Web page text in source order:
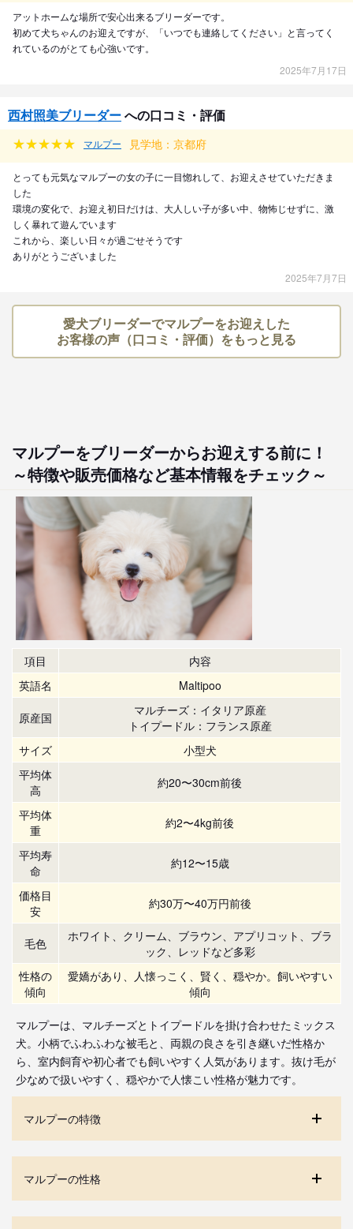
アットホームな場所で安心出来るブリーダーです。
初めて犬ちゃんのお迎えですが、「いつでも連絡してください」と言ってく
れているのがとても心強いです。
2025年7月17日
西村照美ブリーダーへの口コミ・評価
マルプー 見学地：京都府
とっても元気なマルプーの女の子に一目惚れして、お迎えさせていただきま
した
環境の変化で、お迎え初日だけは、大人しい子が多い中、物怖じせずに、激
しく暴れて遊んでいます
これから、楽しい日々が過ごせそうです
ありがとうございました
2025年7月7日
愛犬ブリーダーでマルプーをお迎えした
お客様の声（口コミ・評価）をもっと見る
マルプーをブリーダーからお迎えする前に！
～特徴や販売価格など基本情報をチェック～
項目
内容
英語名
Maltipoo
原産国
マルチーズ：イタリア原産
トイプードル：フランス原産
サイズ
小型犬
平均体
高
約20〜30cm前後
平均体
重
約2〜4kg前後
平均寿
命
約12〜15歳
価格目
安
約30万〜40万円前後
毛色
ホワイト、クリーム、ブラウン、アプリコット、ブラ
ック、レッドなど多彩
性格の
傾向
愛嬌があり、人懐っこく、賢く、穏やか。飼いやすい
傾向
マルプーは、マルチーズとトイプードルを掛け合わせたミックス
犬。小柄でふわふわな被毛と、両親の良さを引き継いだ性格か
ら、室内飼育や初心者でも飼いやすく人気があります。抜け毛が
少なめで扱いやすく、穏やかで人懐こい性格が魅力です。
マルプーの特徴
マルプーの性格